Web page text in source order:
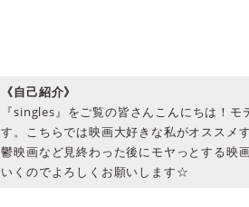
《自己紹介》
『singles』をご覧の皆さんこんにちは！
す。こちらでは映画大好きな私がオススメ
鬱映画など見終わった後にモヤっとする映
いくのでよろしくお願いします☆